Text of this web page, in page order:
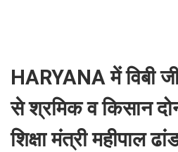
HARYANA में विबी
से श्रमिक व किसान
शिक्षा मंत्री महीपाल